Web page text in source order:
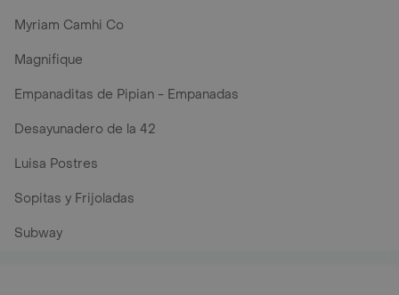
Myriam Camhi Co
Magnifique
Empanaditas de Pipian - Empanadas
Desayunadero de la 42
Luisa Postres
Sopitas y Frijoladas
Subway